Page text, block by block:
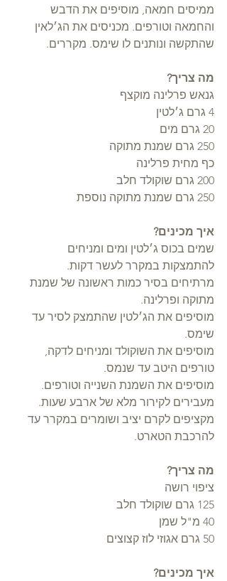
ממיסים חמאה, מוסיפים את הדבש
והחמאה וטורפים. מכניסים את הג׳לאין
שהתקשה ונותנים לו שימס. מקררים.
מה צריך?
גנאש פרלינה מוקצף
4 גרם ג׳לטין
20 גרם מים
250 גרם שמנת מתוקה
כף מחית פרלינה
200 גרם שוקולד חלב
250 גרם שמנת מתוקה נוספת
איך מכינים?
שמים בכוס ג׳לטין ומים ומניחים
להתמצקות במקרר לעשר דקות.
מרתיחים בסיר כמות ראשונה של שמנת
מתוקה ופרלינה.
מוסיפים את הג׳לטין שהתמצק לסיר עד
שימס.
מוסיפים את השוקולד ומניחים לדקה,
טורפים היטב עד שנמס.
מוסיפים את השמנת השנייה וטורפים.
מעבירים לקירור מלא של ארבע שעות.
מקציפים לקרם יציב ושומרים במקרר עד
להרכבת הטארט.
מה צריך?
ציפוי רושה
125 גרם שוקולד חלב
40 מ"ל שמן
50 גרם אגוזי לוז קצוצים
איך מכינים?